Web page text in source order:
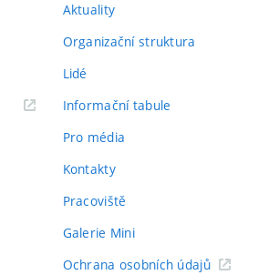
Aktuality
Organizační struktura
Lidé
Informační tabule
Pro média
Kontakty
Pracoviště
Galerie Mini
Ochrana osobních údajů